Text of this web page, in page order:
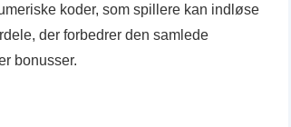
koder, som spillere kan indløse
der forbedrer den samlede
bonusser.